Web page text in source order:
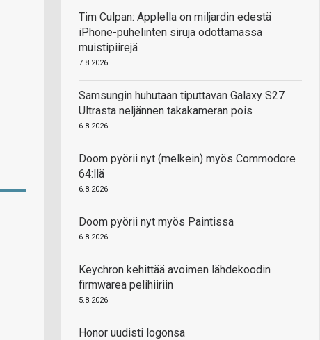
Tim Culpan: Applella on miljardin edestä
iPhone-puhelinten siruja odottamassa
muistipiirejä
7.8.2026
Samsungin huhutaan tiputtavan Galaxy S27
Ultrasta neljännen takakameran pois
6.8.2026
Doom pyörii nyt (melkein) myös Commodore
64:llä
6.8.2026
Doom pyörii nyt myös Paintissa
6.8.2026
Keychron kehittää avoimen lähdekoodin
firmwarea pelihiiriin
5.8.2026
Honor uudisti logonsa